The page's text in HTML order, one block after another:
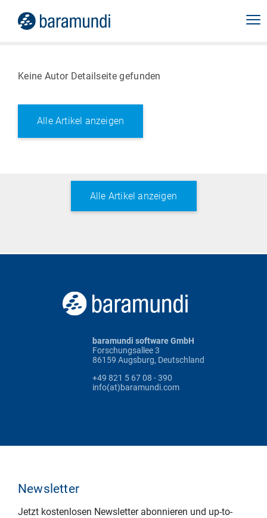
Keine Autor Detailseite gefunden
Alle Artikel anzeigen
Alle Artikel anzeigen
baramundi software GmbH
Forschungsallee 3
86159 Augsburg, Deutschland
+49 821 5 67 08 - 390
info(at)baramundi.com
Newsletter
Jetzt kostenlosen Newsletter abonnieren und up-to-